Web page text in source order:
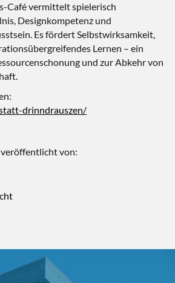
Café vermittelt spielerisch
Designkompetenz und
Es fördert Selbstwirksamkeit,
Lernen – ein
und zur Abkehr von
drinndrauszen/
von: